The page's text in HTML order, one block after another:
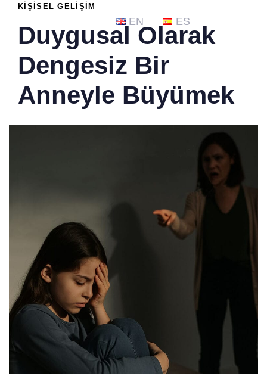
EN ES
PUBLISHED
KIŞISEL GELIŞIM
Duygusal Olarak
Dengesiz Bir
Anneyle Büyümek